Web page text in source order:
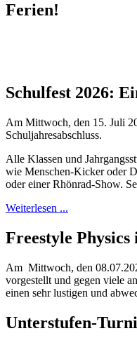
Ferien!
Schulfest 2026:
Am Mittwoch, den 15. Juli
Schuljahresabschluss.
Alle Klassen und
wie Menschen-Kicker oder
oder einer Rhönrad-Show.
Weiterlesen ...
Freestyle
Am Mittwoch, den
vorgestellt und gegen viele
einen sehr lustigen und
Unterstufen-